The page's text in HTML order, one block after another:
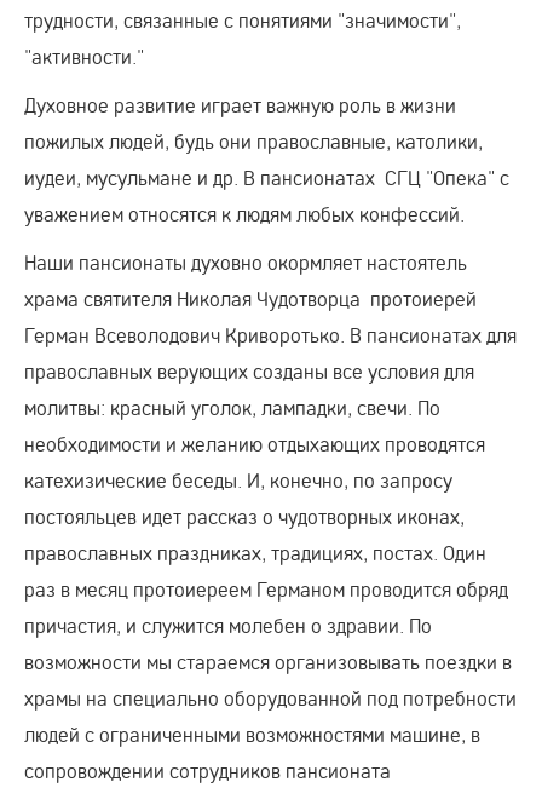
трудности, связанные с понятиями "значимости",
"активности."
Духовное развитие играет важную роль в жизни
пожилых людей, будь они православные, католики,
иудеи, мусульмане и др. В пансионатах СГЦ "Опека" с
уважением относятся к людям любых конфессий.
Наши пансионаты духовно окормляет настоятель
храма святителя Николая Чудотворца протоиерей
Герман Всеволодович Криворотько. В пансионатах для
православных верующих созданы все условия для
молитвы: красный уголок, лампадки, свечи. По
необходимости и желанию отдыхающих проводятся
катехизические беседы. И, конечно, по запросу
постояльцев идет рассказ о чудотворных иконах,
православных праздниках, традициях, постах. Один
раз в месяц протоиереем Германом проводится обряд
причастия, и служится молебен о здравии. По
возможности мы стараемся организовывать поездки в
храмы на специально оборудованной под потребности
людей с ограниченными возможностями машине, в
сопровождении сотрудников пансионата